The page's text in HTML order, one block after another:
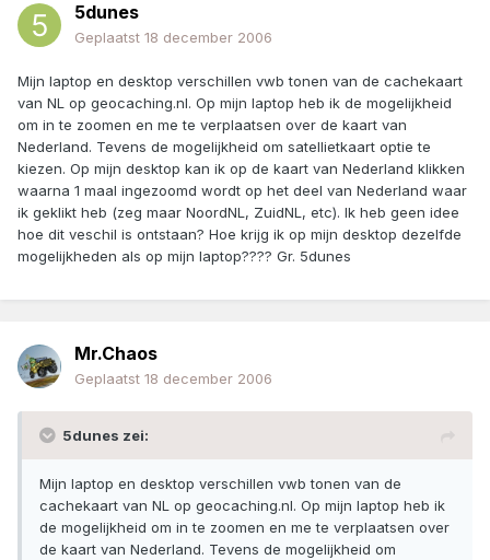
5dunes
Geplaatst 18 december 2006
Mijn laptop en desktop verschillen vwb tonen van de cachekaart
van NL op geocaching.nl. Op mijn laptop heb ik de mogelijkheid
om in te zoomen en me te verplaatsen over de kaart van
Nederland. Tevens de mogelijkheid om satellietkaart optie te
kiezen. Op mijn desktop kan ik op de kaart van Nederland klikken
waarna 1 maal ingezoomd wordt op het deel van Nederland waar
ik geklikt heb (zeg maar NoordNL, ZuidNL, etc). Ik heb geen idee
hoe dit veschil is ontstaan? Hoe krijg ik op mijn desktop dezelfde
mogelijkheden als op mijn laptop???? Gr. 5dunes
Mr.Chaos
Geplaatst 18 december 2006
5dunes zei:
Mijn laptop en desktop verschillen vwb tonen van de
cachekaart van NL op geocaching.nl. Op mijn laptop heb ik
de mogelijkheid om in te zoomen en me te verplaatsen over
de kaart van Nederland. Tevens de mogelijkheid om